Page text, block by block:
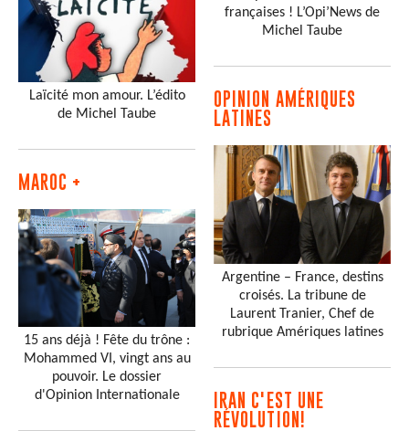
Laïcité mon amour. L’édito
de Michel Taube
MAROC +
15 ans déjà ! Fête du trône :
Mohammed VI, vingt ans au
pouvoir. Le dossier
d'Opinion Internationale
françaises ! L’Opi’News de
Michel Taube
OPINION AMÉRIQUES
LATINES
Argentine – France, destins
croisés. La tribune de
Laurent Tranier, Chef de
rubrique Amériques latines
IRAN C'EST UNE
RÉVOLUTION!